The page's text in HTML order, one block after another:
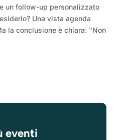
un follow-up personalizzato
Una vista agenda
la conclusione è chiara: "Non
eventi